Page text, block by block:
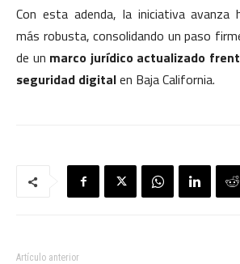
Con esta adenda, la iniciativa avanza
más robusta, consolidando un paso
de un marco jurídico actualizado
seguridad digitalen Baja California.
Artículo anterior